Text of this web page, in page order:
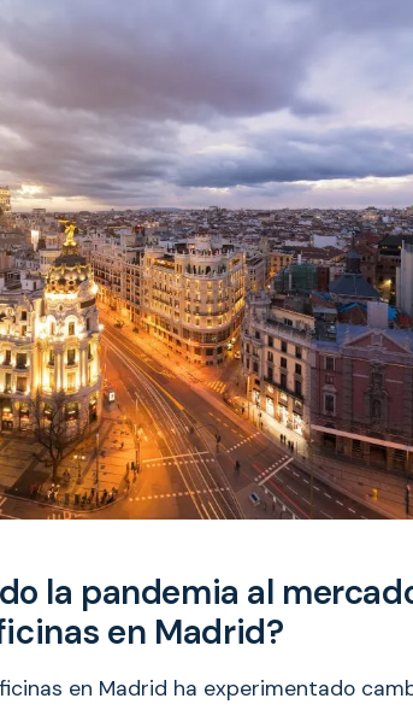
la pandemia al
en Madrid?
en Madrid ha experimentado